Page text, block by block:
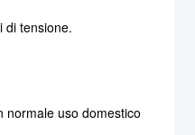
di tensione.
normale uso domestico